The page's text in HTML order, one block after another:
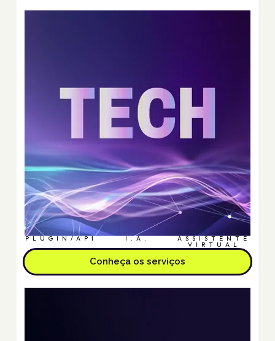
PLUGIN/API I.A. ASSISTENTE
VIRTUAL
Conheça os serviços